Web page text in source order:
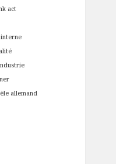
act
allemand